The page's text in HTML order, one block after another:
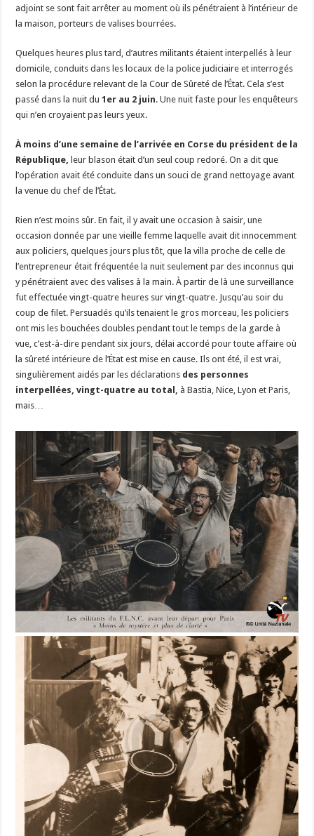
adjoint se sont fait arrêter au moment où ils pénétraient à l’intérieur de
la maison, porteurs de valises bourrées.
Quelques heures plus tard, d’autres militants étaient interpellés à leur
domicile, conduits dans les locaux de la police judiciaire et interrogés
selon la procédure relevant de la Cour de Sûreté de l’État. Cela s’est
passé dans la nuit du 1er au 2 juin. Une nuit faste pour les enquêteurs
qui n’en croyaient pas leurs yeux.
À moins d’une semaine de l’arrivée en Corse du président de la
République,
leur blason était d’un seul coup redoré. On a dit que
l’opération avait été conduite dans un souci de grand nettoyage avant
la venue du chef de l’État.
Rien n’est moins sûr. En fait, il y avait une occasion à saisir, une
occasion donnée par une vieille femme laquelle avait dit innocemment
aux policiers, quelques jours plus tôt, que la villa proche de celle de
l’entrepreneur était fréquentée la nuit seulement par des inconnus qui
y pénétraient avec des valises à la main. À partir de là une surveillance
fut effectuée vingt-quatre heures sur vingt-quatre. Jusqu’au soir du
coup de filet. Persuadés qu’ils tenaient le gros morceau, les policiers
ont mis les bouchées doubles pendant tout le temps de la garde à
vue, c’est-à-dire pendant six jours, délai accordé pour toute affaire où
la sûreté intérieure de l’État est mise en cause. Ils ont été, il est vrai,
singulièrement aidés par les déclarations des personnes
interpellées, vingt-quatre au total,
à Bastia, Nice, Lyon et Paris,
mais…